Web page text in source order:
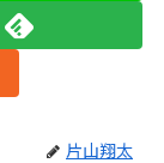
片山翔太